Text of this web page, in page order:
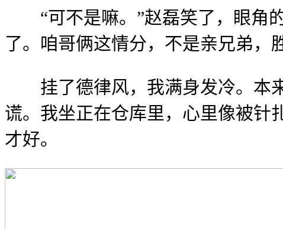
“可不是嘛。”赵磊笑了，眼角的
了。咱哥俩这情分，不是亲兄弟，
挂了德律风，我满身发冷。本来
谎。我坐正在仓库里，心里像被针
才好。